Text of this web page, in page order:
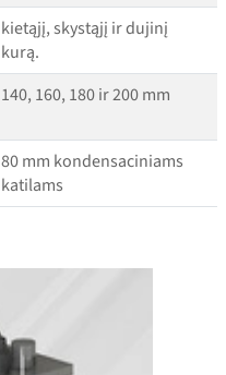
kietąjį, skystąjį ir dujinį
kurą.
140, 160, 180 ir 200 mm
80 mm kondensaciniams
katilams